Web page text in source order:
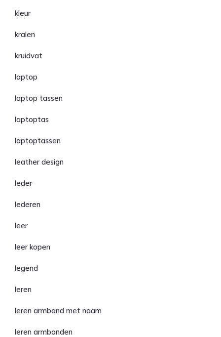
kleur
kralen
kruidvat
laptop
laptop tassen
laptoptas
laptoptassen
leather design
leder
lederen
leer
leer kopen
legend
leren
leren armband met naam
leren armbanden